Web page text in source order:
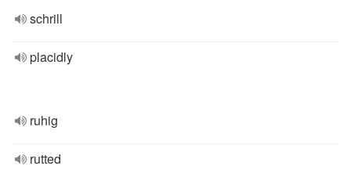
schrill
placidly
ruhig
rutted